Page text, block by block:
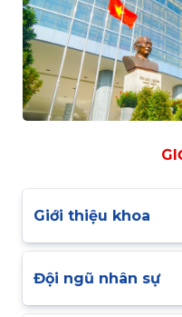
Giới thiệu khoa
Đội ngũ nhân sự